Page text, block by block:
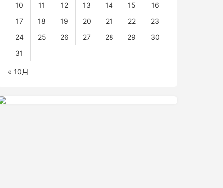
10
11 12 13 14 15
16
17
18 19 20 21 22
23
24
25 26 27 28 29
30
31
« 10月